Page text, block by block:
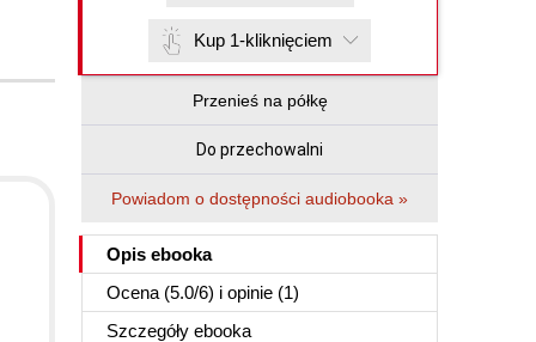
Kup 1-kliknięciem
Przenieś na półkę
Do przechowalni
Powiadom o dostępności audiobooka »
Opis ebooka
Ocena (5.0/6) i opinie (1)
Szczegóły ebooka